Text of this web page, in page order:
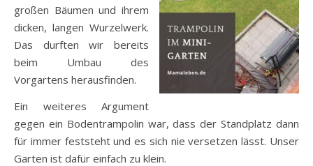
großen Bäumen und ihrem
dicken, langen Wurzelwerk.
Das durften wir bereits
beim Umbau des
Vorgartens herausfinden.
Ein weiteres Argument
gegen ein Bodentrampolin war, dass der Standplatz dann
für immer feststeht und es sich nie versetzen lässt. Unser
Garten ist dafür einfach zu klein.